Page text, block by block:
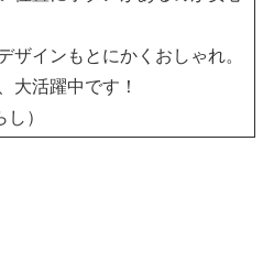
ザインもとにかくおしゃれ。
大活躍中です！
）